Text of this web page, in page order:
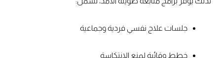
جلسات علاج نفسي فردية وجماعية
خطط وقائية لمنع الانتكاسة